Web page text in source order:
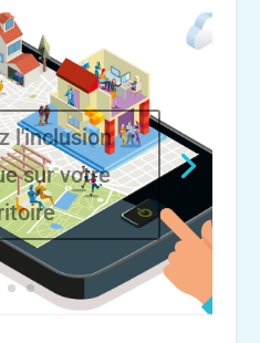
l'inclusion
sur votre